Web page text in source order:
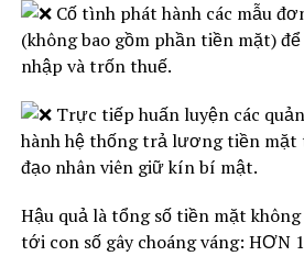
Cố tình phát hành các mẫu
(không bao gồm phần tiền mặt)
nhập và trốn thuế.
Trực tiếp huấn luyện các
hành hệ thống trả lương tiền mặt
đạo nhân viên giữ kín bí mật.
Hậu quả là tổng số tiền mặt
tới con số gây choáng váng: HƠN